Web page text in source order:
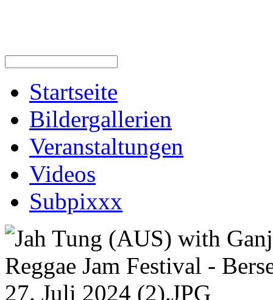
Startseite
Bildergallerien
Veranstaltungen
Videos
Subpixxx